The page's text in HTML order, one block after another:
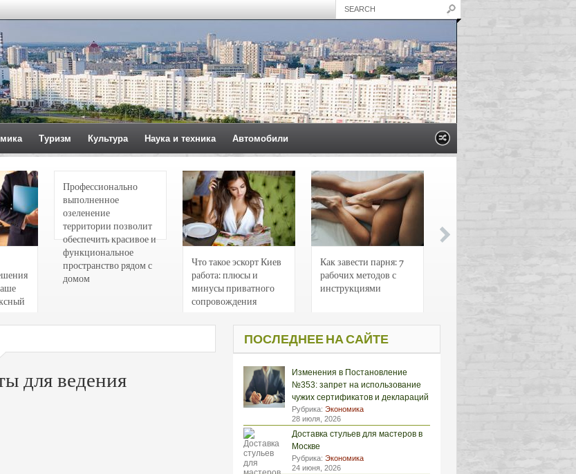
Туризм Культура Наука и техника Автомобили
Профессионально
выполненное
озеленение
территории позволит
обеспечить красивое и
функциональное
пространство рядом с
домом
Что такое эскорт Киев
работа: плюсы и
минусы приватного
сопровождения
Как завести парня: 7
рабочих методов с
инструкциями
для ведения
ПОСЛЕДНЕЕ НА САЙТЕ
Изменения в Постановление
№353: запрет на использование
чужих сертификатов и деклараций
Рубрика: Экономика
28 июля, 2026
Доставка стульев для мастеров в
Москве
Рубрика: Экономика
24 июня, 2026